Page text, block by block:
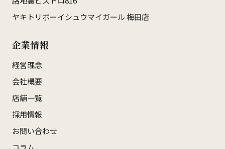
ヤキトリボーイシュウマイガール 梅田店
企業情報
経営理念
会社概要
店舗一覧
採用情報
お問い合わせ